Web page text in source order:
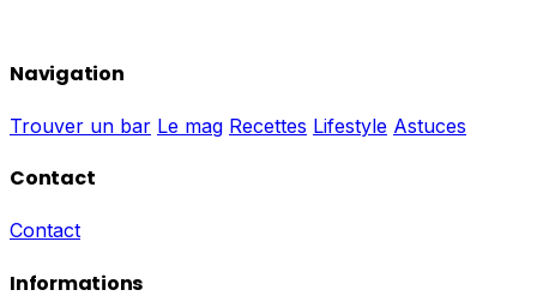
Navigation
Trouver un bar Le mag Recettes Lifestyle Astuces
Contact
Contact
Informations